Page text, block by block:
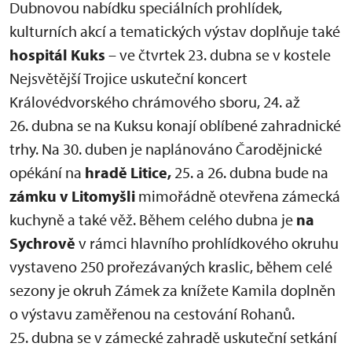
Dubnovou nabídku speciálních prohlídek,
kulturních akcí a tematických výstav doplňuje také
hospitál Kuks – ve čtvrtek 23. dubna se v kostele
Nejsvětější Trojice uskuteční koncert
Královédvorského chrámového sboru, 24. až
26. dubna se na Kuksu konají oblíbené zahradnické
trhy. Na 30. duben je naplánováno Čarodějnické
opékání na hradě Litice, 25. a 26. dubna bude na
zámku v Litomyšli mimořádně otevřena zámecká
kuchyně a také věž. Během celého dubna je na
Sychrově v rámci hlavního prohlídkového okruhu
vystaveno 250 prořezávaných kraslic, během celé
sezony je okruh Zámek za knížete Kamila doplněn
o výstavu zaměřenou na cestování Rohanů.
25. dubna se v zámecké zahradě uskuteční setkání